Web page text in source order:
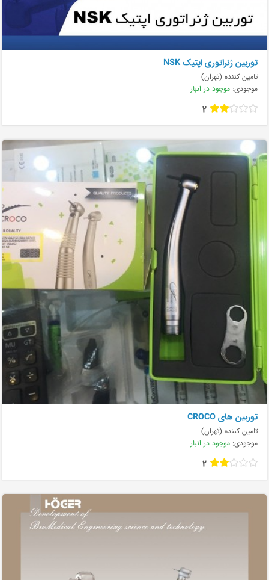
توربین ژنراتوری اپتیک NSK
تامین کننده (تهران)
موجودی: موجود در انبار
2
توربین های CROCO
تامین کننده (تهران)
موجودی: موجود در انبار
2